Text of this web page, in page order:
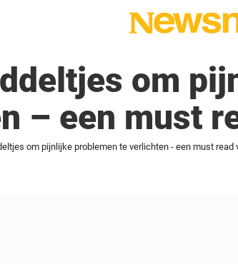
om
– een must
om pijnlijke problemen te verlichten - een must read